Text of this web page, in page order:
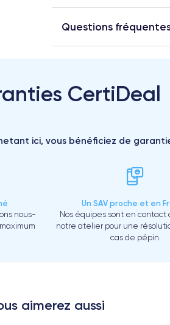
Questions
CertiDeal
ici, vous bénéficiez de
nous-
Un SAV proche et en
Nos équipes sont en contact
notre atelier pour une
cas de pépin.
aimerez aussi